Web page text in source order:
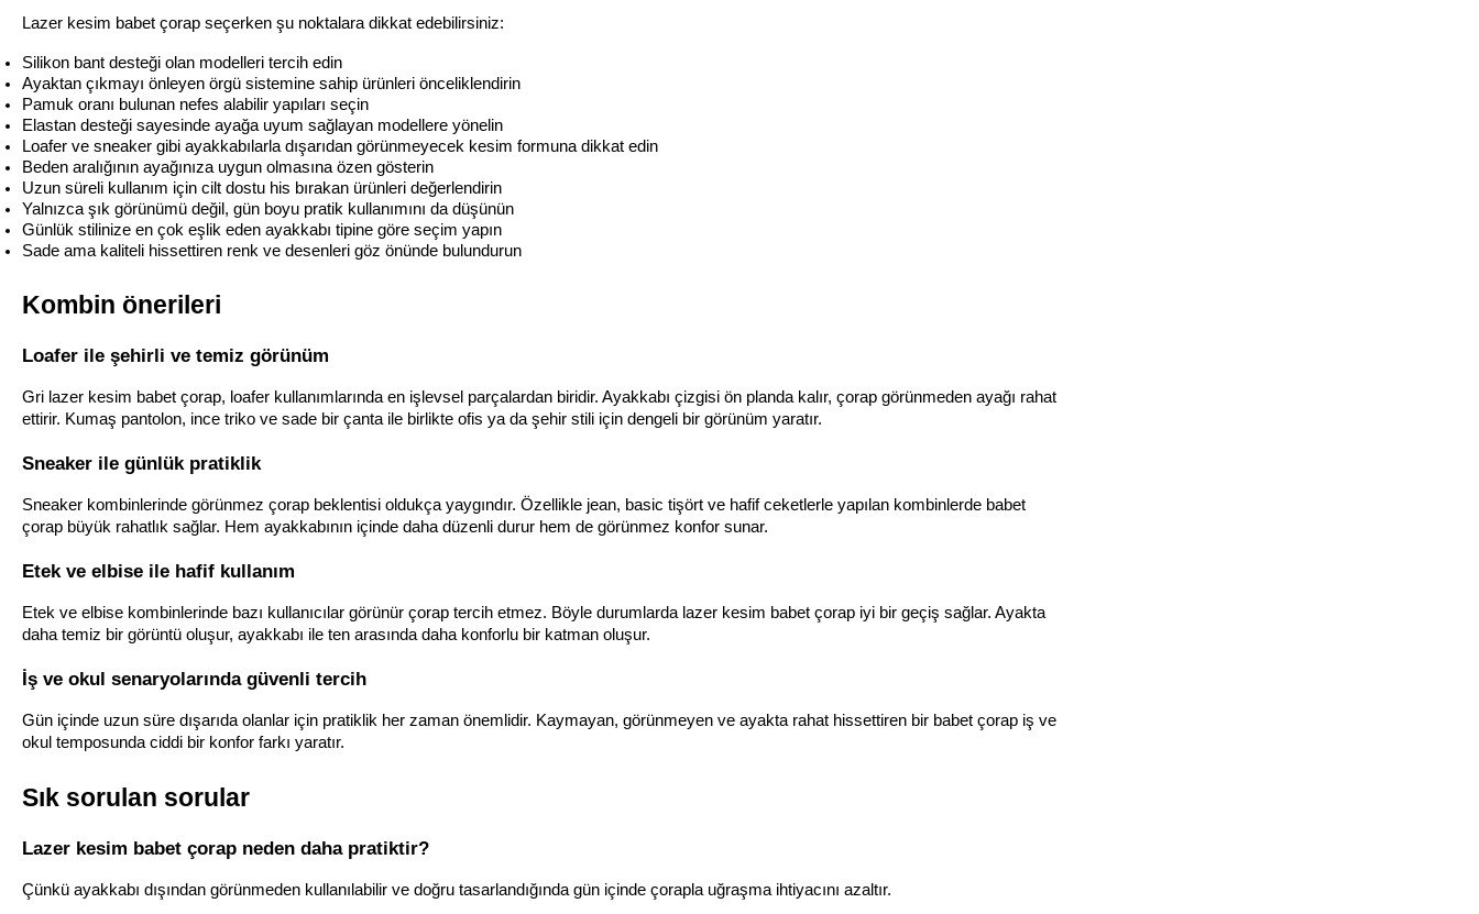
Lazer kesim babet çorap seçerken şu noktalara dikkat edebilirsiniz:
Silikon bant desteği olan modelleri tercih edin
Ayaktan çıkmayı önleyen örgü sistemine sahip ürünleri önceliklendirin
Pamuk oranı bulunan nefes alabilir yapıları seçin
Elastan desteği sayesinde ayağa uyum sağlayan modellere yönelin
Loafer ve sneaker gibi ayakkabılarla dışarıdan görünmeyecek kesim formuna dikkat edin
Beden aralığının ayağınıza uygun olmasına özen gösterin
Uzun süreli kullanım için cilt dostu his bırakan ürünleri değerlendirin
Yalnızca şık görünümü değil, gün boyu pratik kullanımını da düşünün
Günlük stilinize en çok eşlik eden ayakkabı tipine göre seçim yapın
Sade ama kaliteli hissettiren renk ve desenleri göz önünde bulundurun
Kombin önerileri
Loafer ile şehirli ve temiz görünüm
Gri lazer kesim babet çorap, loafer kullanımlarında en işlevsel parçalardan biridir. Ayakkabı çizgisi ön planda kalır, çorap görünmeden ayağı rahat
ettirir. Kumaş pantolon, ince triko ve sade bir çanta ile birlikte ofis ya da şehir stili için dengeli bir görünüm yaratır.
Sneaker ile günlük pratiklik
Sneaker kombinlerinde görünmez çorap beklentisi oldukça yaygındır. Özellikle jean, basic tişört ve hafif ceketlerle yapılan kombinlerde babet
çorap büyük rahatlık sağlar. Hem ayakkabının içinde daha düzenli durur hem de görünmez konfor sunar.
Etek ve elbise ile hafif kullanım
Etek ve elbise kombinlerinde bazı kullanıcılar görünür çorap tercih etmez. Böyle durumlarda lazer kesim babet çorap iyi bir geçiş sağlar. Ayakta
daha temiz bir görüntü oluşur, ayakkabı ile ten arasında daha konforlu bir katman oluşur.
İş ve okul senaryolarında güvenli tercih
Gün içinde uzun süre dışarıda olanlar için pratiklik her zaman önemlidir. Kaymayan, görünmeyen ve ayakta rahat hissettiren bir babet çorap iş ve
okul temposunda ciddi bir konfor farkı yaratır.
Sık sorulan sorular
Lazer kesim babet çorap neden daha pratiktir?
Çünkü ayakkabı dışından görünmeden kullanılabilir ve doğru tasarlandığında gün içinde çorapla uğraşma ihtiyacını azaltır.